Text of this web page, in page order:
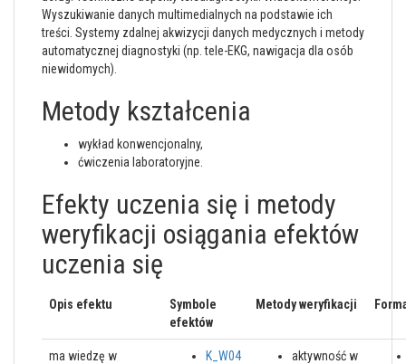
Wyszukiwanie danych multimedialnych na podstawie ich
treści. Systemy zdalnej akwizycji danych medycznych i metody
automatycznej diagnostyki (np. tele-EKG, nawigacja dla osób
niewidomych).
Metody kształcenia
wykład konwencjonalny,
ćwiczenia laboratoryjne.
Efekty uczenia się i metody
weryfikacji osiągania efektów
uczenia się
Opis efektu
Symbole
efektów
Metody weryfikacji
ma wiedzę w
K_W04
aktywność w